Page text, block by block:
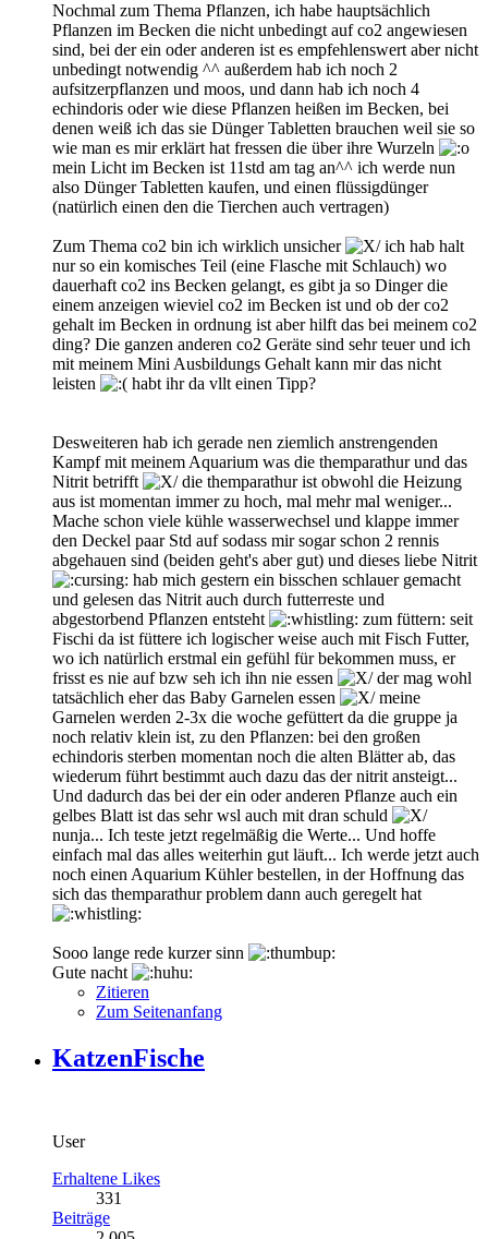
Nochmal zum Thema Pflanzen, ich habe hauptsächlich
Pflanzen im Becken die nicht unbedingt auf co2 angewiesen
sind, bei der ein oder anderen ist es empfehlenswert aber nicht
unbedingt notwendig ^^ außerdem hab ich noch 2
aufsitzerpflanzen und moos, und dann hab ich noch 4
echindoris oder wie diese Pflanzen heißen im Becken, bei
denen weiß ich das sie Dünger Tabletten brauchen weil sie so
wie man es mir erklärt hat fressen die über ihre Wurzeln
mein Licht im Becken ist 11std am tag an^^ ich werde nun
also Dünger Tabletten kaufen, und einen flüssigdünger
(natürlich einen den die Tierchen auch vertragen)
Zum Thema co2 bin ich wirklich unsicher
ich hab halt
nur so ein komisches Teil (eine Flasche mit Schlauch) wo
dauerhaft co2 ins Becken gelangt, es gibt ja so Dinger die
einem anzeigen wieviel co2 im Becken ist und ob der co2
gehalt im Becken in ordnung ist aber hilft das bei meinem co2
ding? Die ganzen anderen co2 Geräte sind sehr teuer und ich
mit meinem Mini Ausbildungs Gehalt kann mir das nicht
leisten
habt ihr da vllt einen Tipp?
Desweiteren hab ich gerade nen ziemlich anstrengenden
Kampf mit meinem Aquarium was die themparathur und das
Nitrit betrifft
die themparathur ist obwohl die Heizung
aus ist momentan immer zu hoch, mal mehr mal weniger...
Mache schon viele kühle wasserwechsel und klappe immer
den Deckel paar Std auf sodass mir sogar schon 2 rennis
abgehauen sind (beiden geht's aber gut) und dieses liebe Nitrit
hab mich gestern ein bisschen schlauer gemacht
und gelesen das Nitrit auch durch futterreste und
abgestorbend Pflanzen entsteht
zum füttern: seit
Fischi da ist füttere ich logischer weise auch mit Fisch Futter,
wo ich natürlich erstmal ein gefühl für bekommen muss, er
frisst es nie auf bzw seh ich ihn nie essen
der mag wohl
tatsächlich eher das Baby Garnelen essen
meine
Garnelen werden 2-3x die woche gefüttert da die gruppe ja
noch relativ klein ist, zu den Pflanzen: bei den großen
echindoris sterben momentan noch die alten Blätter ab, das
wiederum führt bestimmt auch dazu das der nitrit ansteigt...
Und dadurch das bei der ein oder anderen Pflanze auch ein
gelbes Blatt ist das sehr wsl auch mit dran schuld
nunja... Ich teste jetzt regelmäßig die Werte... Und hoffe
einfach mal das alles weiterhin gut läuft... Ich werde jetzt auch
noch einen Aquarium Kühler bestellen, in der Hoffnung das
sich das themparathur problem dann auch geregelt hat
Sooo lange rede kurzer sinn
Gute nacht
Zitieren
Zum Seitenanfang
KatzenFische
User
Erhaltene Likes
331
Beiträge